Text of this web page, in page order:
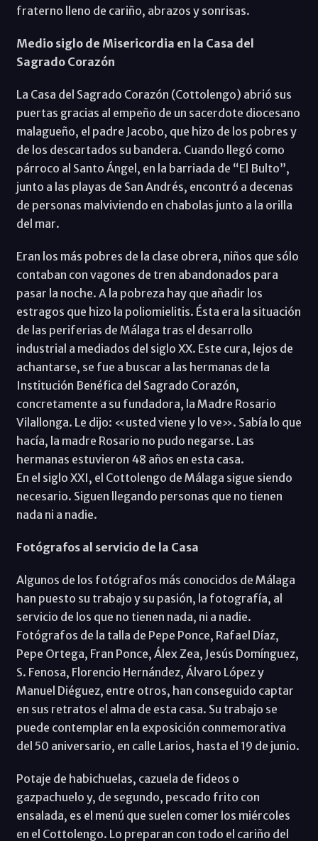
fraterno lleno de cariño, abrazos y sonrisas.
Medio siglo de Misericordia en la Casa del
Sagrado Corazón
La Casa del Sagrado Corazón (Cottolengo) abrió sus
puertas gracias al empeño de un sacerdote diocesano
malagueño, el padre Jacobo, que hizo de los pobres y
de los descartados su bandera. Cuando llegó como
párroco al Santo Ángel, en la barriada de “El Bulto”,
junto a las playas de San Andrés, encontró a decenas
de personas malviviendo en chabolas junto a la orilla
del mar.
Eran los más pobres de la clase obrera, niños que sólo
contaban con vagones de tren abandonados para
pasar la noche. A la pobreza hay que añadir los
estragos que hizo la poliomielitis. Ésta era la situación
de las periferias de Málaga tras el desarrollo
industrial a mediados del siglo XX. Este cura, lejos de
achantarse, se fue a buscar a las hermanas de la
Institución Benéfica del Sagrado Corazón,
concretamente a su fundadora, la Madre Rosario
Vilallonga. Le dijo: «usted viene y lo ve». Sabía lo que
hacía, la madre Rosario no pudo negarse. Las
hermanas estuvieron 48 años en esta casa.
En el siglo XXI, el Cottolengo de Málaga sigue siendo
necesario. Siguen llegando personas que no tienen
nada ni a nadie.
Fotógrafos al servicio de la Casa
Algunos de los fotógrafos más conocidos de Málaga
han puesto su trabajo y su pasión, la fotografía, al
servicio de los que no tienen nada, ni a nadie.
Fotógrafos de la talla de Pepe Ponce, Rafael Díaz,
Pepe Ortega, Fran Ponce, Álex Zea, Jesús Domínguez,
S. Fenosa, Florencio Hernández, Álvaro López y
Manuel Diéguez, entre otros, han conseguido captar
en sus retratos el alma de esta casa. Su trabajo se
puede contemplar en la exposición conmemorativa
del 50 aniversario, en calle Larios, hasta el 19 de junio.
Potaje de habichuelas, cazuela de fideos o
gazpachuelo y, de segundo, pescado frito con
ensalada, es el menú que suelen comer los miércoles
en el Cottolengo. Lo preparan con todo el cariño del